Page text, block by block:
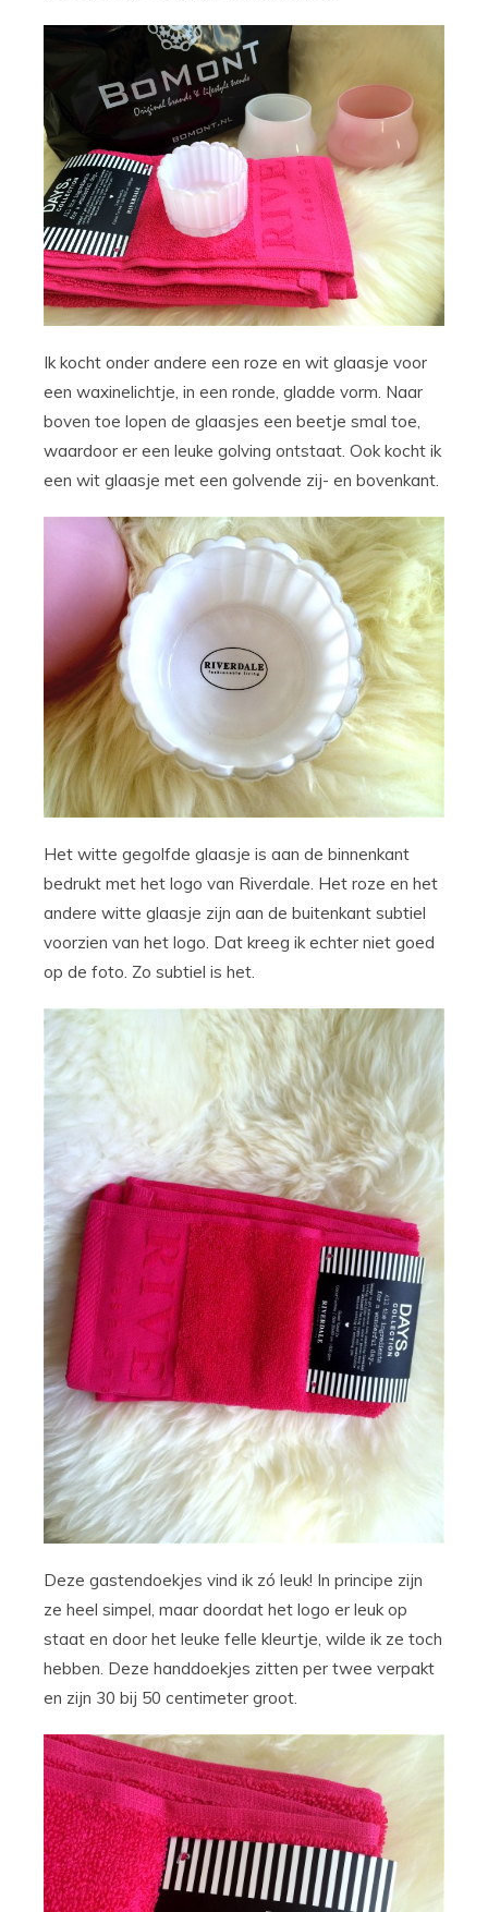
Ik kocht onder andere een roze en wit glaasje voor
een waxinelichtje, in een ronde, gladde vorm. Naar
boven toe lopen de glaasjes een beetje smal toe,
waardoor er een leuke golving ontstaat. Ook kocht ik
een wit glaasje met een golvende zij- en bovenkant.
Het witte gegolfde glaasje is aan de binnenkant
bedrukt met het logo van Riverdale. Het roze en het
andere witte glaasje zijn aan de buitenkant subtiel
voorzien van het logo. Dat kreeg ik echter niet goed
op de foto. Zo subtiel is het.
Deze gastendoekjes vind ik zó leuk! In principe zijn
ze heel simpel, maar doordat het logo er leuk op
staat en door het leuke felle kleurtje, wilde ik ze toch
hebben. Deze handdoekjes zitten per twee verpakt
en zijn 30 bij 50 centimeter groot.